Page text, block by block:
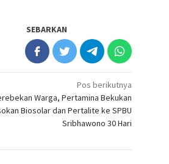
SEBARKAN
Pos berikutnya
Warga, Pertamina Bekukan
Biosolar dan Pertalite ke SPBU
Sribhawono 30 Hari